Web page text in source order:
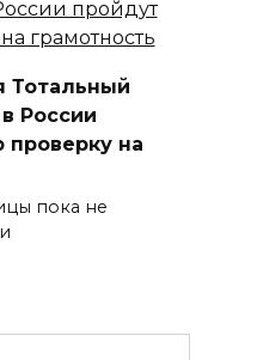
Тотальный
России
проверку на
пока не